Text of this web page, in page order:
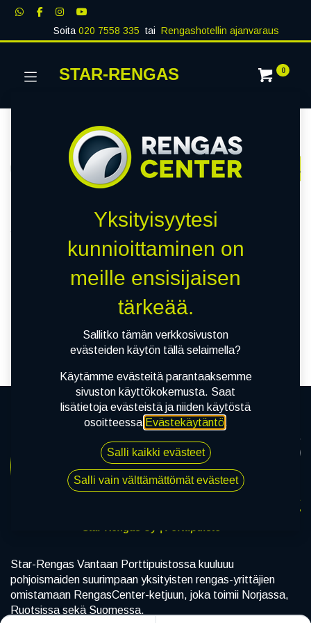
Soita020 7558 335 tai Rengashotellin ajanvaraus
STAR-RENGAS 0
Näytä kaikki
RENKAAT PAKETTIAUTO MUUT
0 kohteita löydetty.
Tyhjennä suodattimet
Emme löytäneet yhtään
tuotetta!
Star-Rengas Vantaan Porttipuistossa kuuluuu
pohjoismaiden suurimpaan yksityisten rengas-yrittäjien
omistamaan RengasCenter-ketjuun, joka toimii Norjassa,
Ruotsissa sekä Suomessa.
Yksityisyytesi
kunnioittaminen on
meille ensisijaisen
tärkeää.
Sallitko tämän verkkosivuston
evästeiden käytön tällä selaimella?
Käytämme evästeitä parantaaksemme
sivuston käyttökokemusta. Saat
lisätietoja evästeistä ja niiden käytöstä
osoitteessa Evästekäytäntö.
Salli kaikki evästeet
Salli vain välttämättömät evästeet